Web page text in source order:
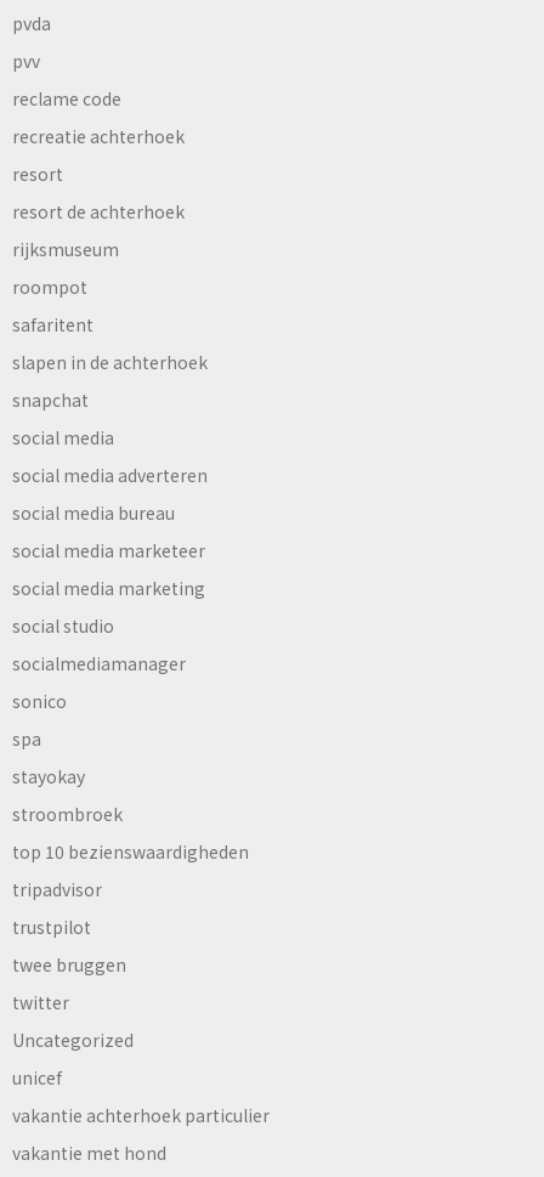
pvda
pvv
reclame code
recreatie achterhoek
resort
resort de achterhoek
rijksmuseum
roompot
safaritent
slapen in de achterhoek
snapchat
social media
social media adverteren
social media bureau
social media marketeer
social media marketing
social studio
socialmediamanager
sonico
spa
stayokay
stroombroek
top 10 bezienswaardigheden
tripadvisor
trustpilot
twee bruggen
twitter
Uncategorized
unicef
vakantie achterhoek particulier
vakantie met hond